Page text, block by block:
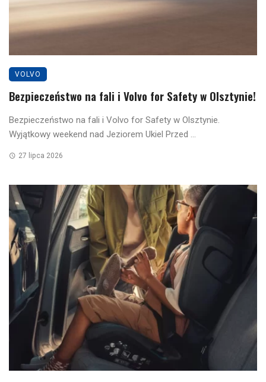
VOLVO
Bezpieczeństwo na fali i Volvo for Safety w Olsztynie!
Bezpieczeństwo na fali i Volvo for Safety w Olsztynie.
Wyjątkowy weekend nad Jeziorem Ukiel Przed ...
27 lipca 2026